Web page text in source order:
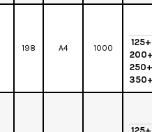
198 A4 1000
125+
250+